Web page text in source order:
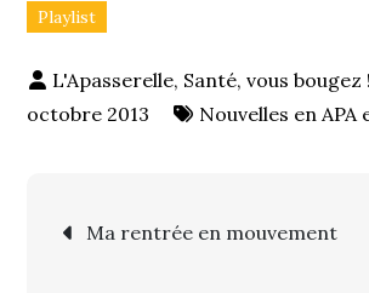
Playlist
octobre 2013
Nouvelles en APA
Navigation
Ma rentrée en mouvement